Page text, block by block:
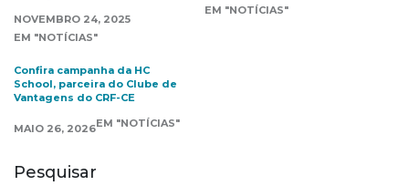
NOVEMBRO 24, 2025
EM "NOTÍCIAS"
EM "NOTÍCIAS"
Confira campanha da HC
School, parceira do Clube de
Vantagens do CRF-CE
MAIO 26, 2026EM "NOTÍCIAS"
Pesquisar